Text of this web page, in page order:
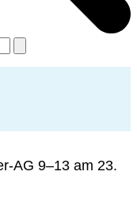
AG 9–13 am 23.